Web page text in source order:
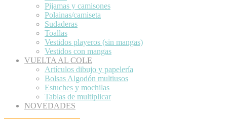
Pijamas y camisones
Polainas/camiseta
Sudaderas
Toallas
Vestidos playeros (sin mangas)
Vestidos con mangas
VUELTA AL COLE
Artículos dibujo y papelería
Bolsas Algodón multiusos
Estuches y mochilas
Tablas de multiplicar
NOVEDADES